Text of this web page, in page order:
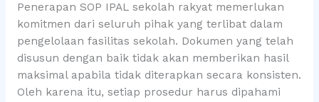
Penerapan SOP IPAL sekolah rakyat memerlukan
komitmen dari seluruh pihak yang terlibat dalam
pengelolaan fasilitas sekolah. Dokumen yang telah
disusun dengan baik tidak akan memberikan hasil
maksimal apabila tidak diterapkan secara konsisten.
Oleh karena itu, setiap prosedur harus dipahami